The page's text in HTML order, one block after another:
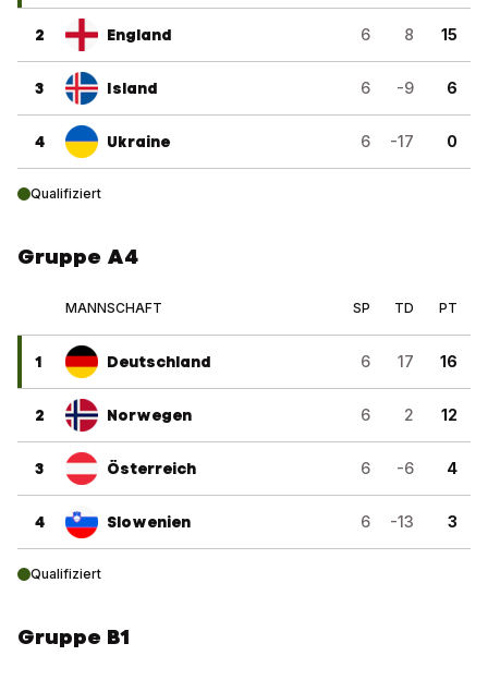
2 England 6 8 15
3 Island 6 -9 6
4 Ukraine 6 -17 0
Qualifiziert
Gruppe A4
MANNSCHAFT SP TD PT
1 Deutschland 6 17 16
2 Norwegen 6 2 12
3 Österreich 6 -6 4
4 Slowenien 6 -13 3
Qualifiziert
Gruppe B1